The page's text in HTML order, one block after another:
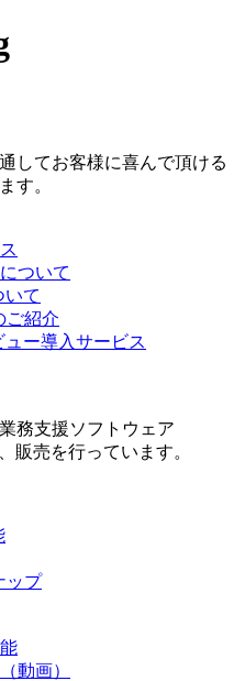
してお客様に喜んで頂ける
す。
ついて
いて
ご紹介
ュー導入サービス
務支援ソフトウェア
販売を行っています。
ップ
動画）